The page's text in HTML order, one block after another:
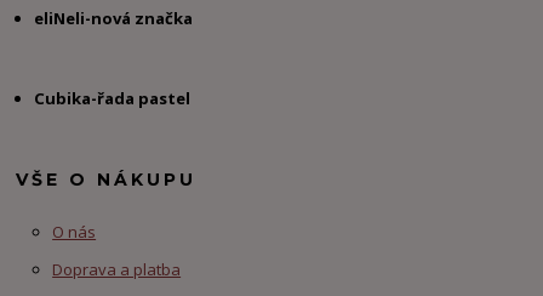
eliNeli-nová značka
Cubika-řada pastel
VŠE O NÁKUPU
O nás
Doprava a platba